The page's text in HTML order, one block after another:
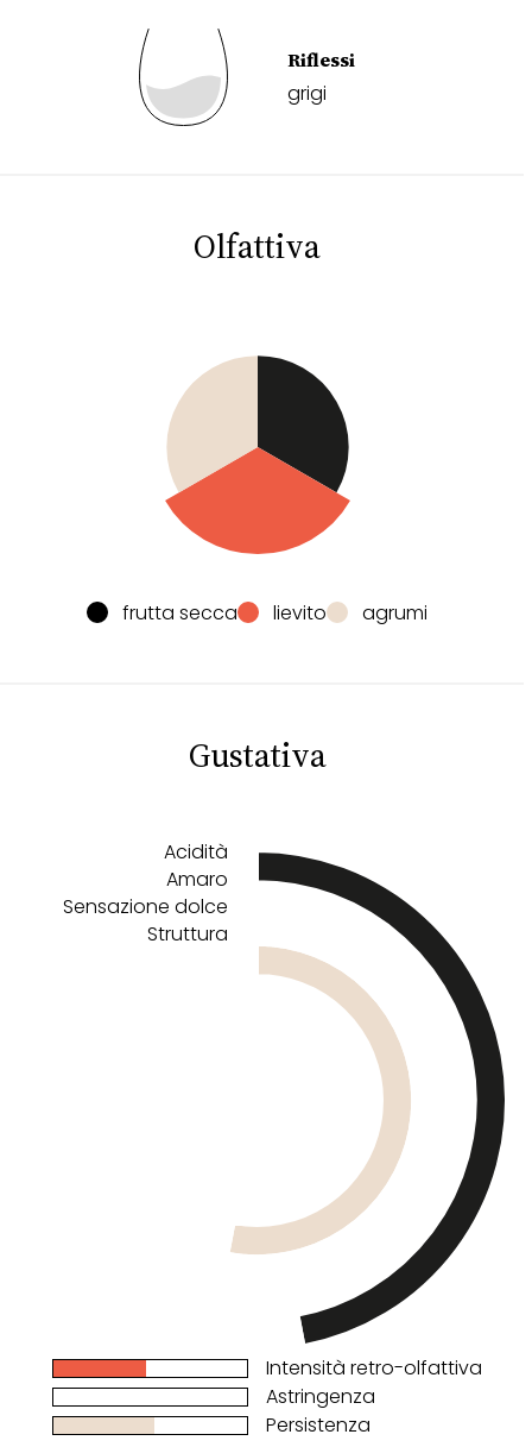
Riflessi
grigi
Olfattiva
frutta secca lievito agrumi
Gustativa
Acidità
Amaro
Sensazione dolce
Struttura
Intensità retro-olfattiva
Astringenza
Persistenza